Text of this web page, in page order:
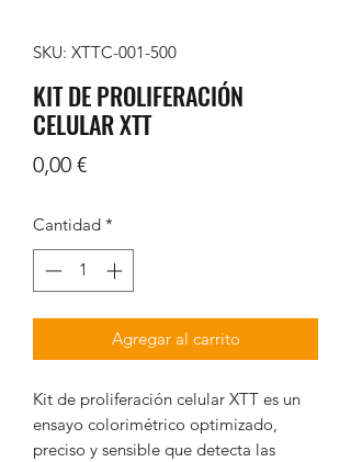
SKU: XTTC-001-500
KIT DE PROLIFERACIÓN
CELULAR XTT
0,00 €Precio
Cantidad *
Agregar al carrito
Kit de proliferación celular XTT es un
ensayo colorimétrico optimizado,
preciso y sensible que detecta las